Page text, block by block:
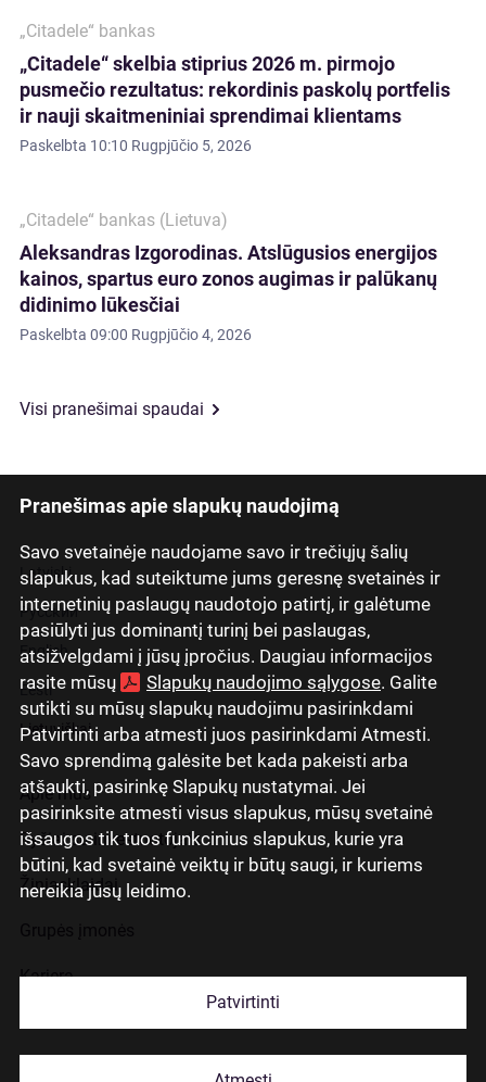
Pranešimas apie slapukų naudojimą
Savo svetainėje naudojame savo ir trečiųjų šalių
slapukus, kad suteiktume jums geresnę svetainės ir
internetinių paslaugų naudotojo patirtį, ir galėtume
pasiūlyti jus dominantį turinį bei paslaugas,
atsižvelgdami į jūsų įpročius. Daugiau informacijos
rasite mūsų
Slapukų naudojimo sąlygose. Galite
sutikti su mūsų slapukų naudojimu pasirinkdami
Patvirtinti arba atmesti juos pasirinkdami Atmesti.
Savo sprendimą galėsite bet kada pakeisti arba
atšaukti, pasirinkę Slapukų nustatymai. Jei
pasirinksite atmesti visus slapukus, mūsų svetainė
išsaugos tik tuos funkcinius slapukus, kurie yra
būtini, kad svetainė veiktų ir būtų saugi, ir kuriems
nereikia jūsų leidimo.
Patvirtinti
„Citadele“ bankas
„Citadele“ skelbia stiprius 2026 m. pirmojo
pusmečio rezultatus: rekordinis paskolų portfelis
ir nauji skaitmeniniai sprendimai klientams
Paskelbta 10:10 Rugpjūčio 5, 2026
„Citadele“ bankas (Lietuva)
Aleksandras Izgorodinas. Atslūgusios energijos
kainos, spartus euro zonos augimas ir palūkanų
didinimo lūkesčiai
Paskelbta 09:00 Rugpjūčio 4, 2026
Visi pranešimai spaudai
Latviski
Русский
English
Eesti
Lietuviškai
Apie mus
Ryšiai su investuotojais
Žiniasklaidai
Karjera